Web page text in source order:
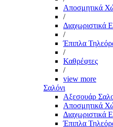
Αποσμητικά
/
Διαχωριστικά
/
Έπιπλα
/
Καθρέφτες
/
view more
Σαλόνι
Αξεσουάρ
Αποσμητικά
Διαχωριστικά
Έπιπλα